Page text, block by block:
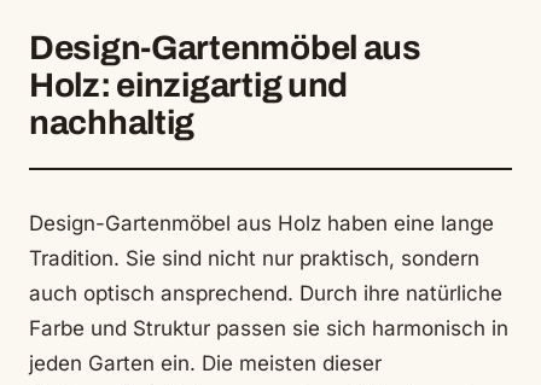
Design-Gartenmöbel aus
Holz: einzigartig und
nachhaltig
Design-Gartenmöbel aus Holz haben eine lange
Tradition. Sie sind nicht nur praktisch, sondern
auch optisch ansprechend. Durch ihre natürliche
Farbe und Struktur passen sie sich harmonisch in
jeden Garten ein. Die meisten dieser